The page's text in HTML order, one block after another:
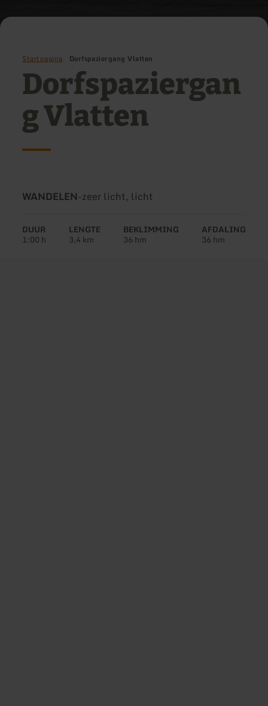
Startpagina Dorfspaziergang Vlatten
Dorfspaziergan
g Vlatten
Soort
WANDELEN-Moeilijkheidsgraad:
zeer licht, licht
DUUR
1:00 h
LENGTE
3,4 km
BEKLIMMING
36 hm
AFDALING
36 hm